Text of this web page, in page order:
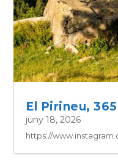
El Pirineu,
juny 18, 2026
https://